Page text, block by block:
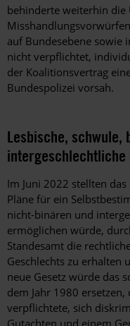
behinderte weiterhin die
auf Bundesebene sowie
nicht verpflichtet,
der Koalitionsvertrag
Bundespolizei vorsah.
Lesbische, schwule,
intergeschlechtliche
Im Juni 2022 stellten
Pläne für ein
nicht-binären und
ermöglichen würde,
Standesamt die
Geschlechts zu erhalten
neue Gesetz würde das
dem Jahr 1980
verpflichtete, sich
Gutachten und einem